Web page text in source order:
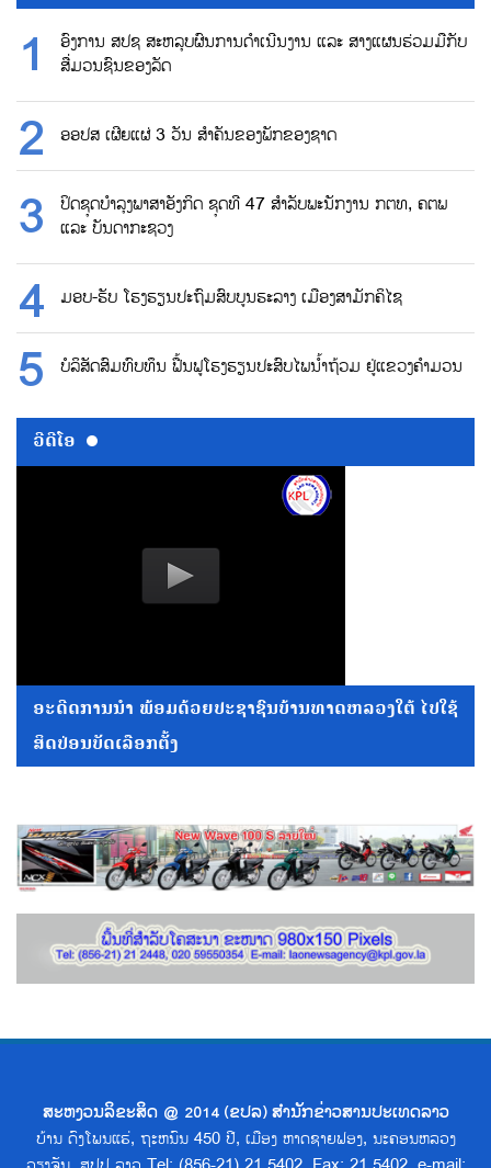
ອົງການ ສປຊ ສະຫລຸບຜົນການດຳເນີນງານ ແລະ ສາງແຜນຮ່ວມມືກັບ
ສື່ມວນຊົນຂອງລັດ
ອອປສ ເຜີຍແຜ່ 3 ວັນ ສຳຄັນຂອງພັກຂອງຊາດ
ປິດຊຸດບຳລຸງພາສາອັງກິດ ຊຸດທີ 47 ສຳລັບພະນັກງານ ກຕທ, ຄຕພ
ແລະ ບັນດາກະຊວງ
ມອບ-ຮັບ ໂຮງຮຽນປະຖົມສົບບູນຮະລາງ ເມືອງສາມັກຄິໄຊ
ບໍລິສັດສົມທົບທຶນ ຟື້ນຟູໂຮງຮຽນປະສົບໄພນ້ຳຖ້ວມ ຢູ່ແຂວງຄຳມວນ
ວີດີໂອ
ອະດີດການນໍາ ພ້ອມດ້ວຍປະຊາຊົນບ້ານທາດຫລວງໃຕ້ ໄປໃຊ້
ສິດປ່ອນບັດເລືອກຕັ້ງ
ສະຫງວນລິຂະສິດ @ 2014 (ຂປລ) ສຳນັກຂ່າວສານປະເທດລາວ
ບ້ານ ດົງໂພນແຮ່, ຖະຫນົນ 450 ປີ, ເມືອງ ຫາດຊາຍຟອງ, ນະຄອນຫລວງ